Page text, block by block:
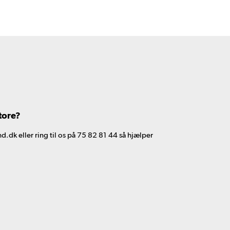
eller ring til os på 75 82 81 44 så hjælper